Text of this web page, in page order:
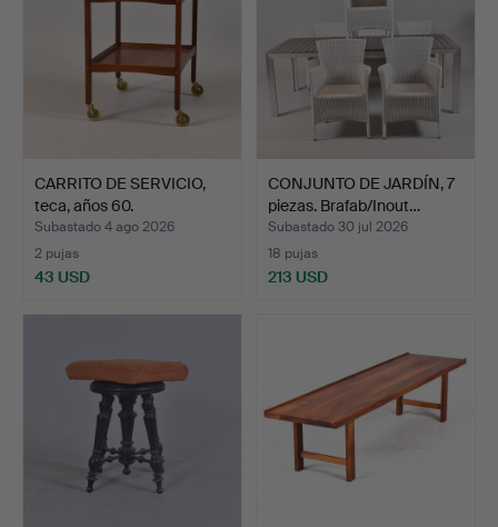
CARRITO DE SERVICIO,
teca, años 60.
Subastado 4 ago 2026
2 pujas
43 USD
CONJUNTO DE JARDÍN, 7
piezas. Brafab/Inout…
Subastado 30 jul 2026
18 pujas
213 USD